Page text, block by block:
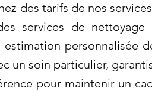
des tarifs de nos
services de
personnalisée
un soin particulier,
pour maintenir un